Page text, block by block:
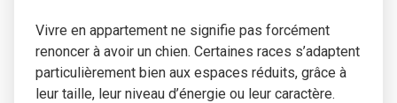
Vivre en appartement ne signifie pas forcément
renoncer à avoir un chien. Certaines races s’adaptent
particulièrement bien aux espaces réduits, grâce à
leur taille, leur niveau d’énergie ou leur caractère.